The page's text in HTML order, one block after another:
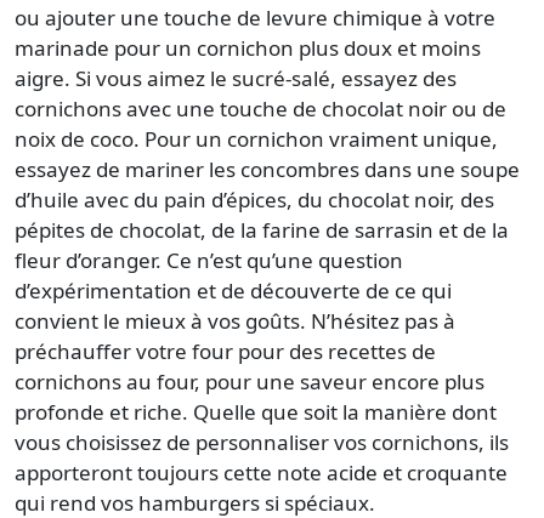
ou ajouter une touche de levure chimique à votre
marinade pour un cornichon plus doux et moins
aigre. Si vous aimez le sucré-salé, essayez des
cornichons avec une touche de chocolat noir ou de
noix de coco. Pour un cornichon vraiment unique,
essayez de mariner les concombres dans une soupe
d’huile avec du pain d’épices, du chocolat noir, des
pépites de chocolat, de la farine de sarrasin et de la
fleur d’oranger. Ce n’est qu’une question
d’expérimentation et de découverte de ce qui
convient le mieux à vos goûts. N’hésitez pas à
préchauffer votre four pour des recettes de
cornichons au four, pour une saveur encore plus
profonde et riche. Quelle que soit la manière dont
vous choisissez de personnaliser vos cornichons, ils
apporteront toujours cette note acide et croquante
qui rend vos hamburgers si spéciaux.